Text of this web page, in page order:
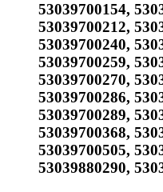
53039700154,
53039700212,
53039700240,
53039700259,
53039700270,
53039700286,
53039700289,
53039700368,
53039700505,
53039880290,